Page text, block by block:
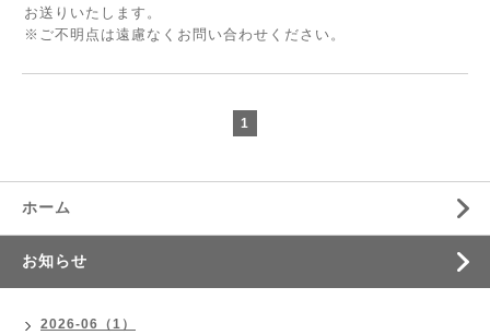
お送りいたします。
※ご不明点は遠慮なくお問い合わせください。
1
ホーム
お知らせ
2026-06（1）